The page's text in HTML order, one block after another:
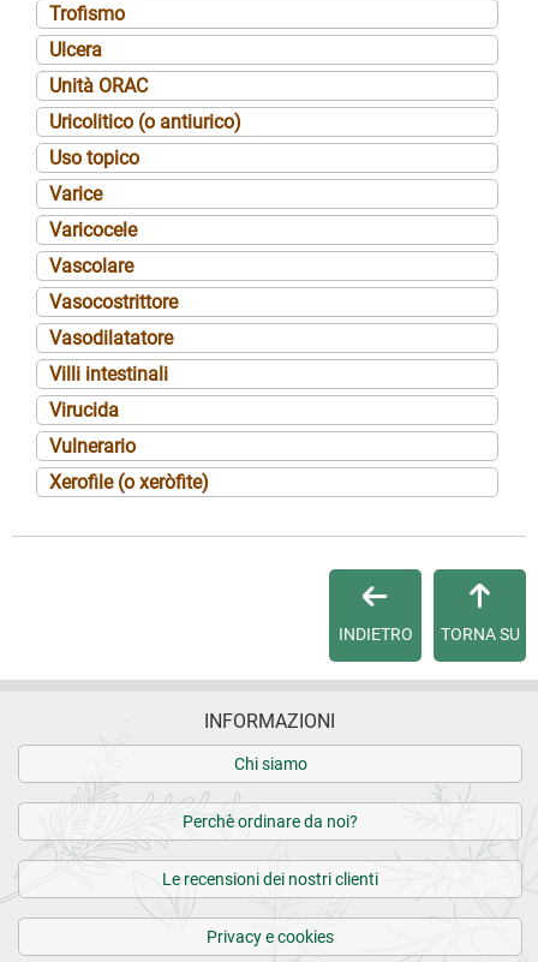
Trofismo
Ulcera
Unità ORAC
Uricolitico (o antiurico)
Uso topico
Varice
Varicocele
Vascolare
Vasocostrittore
Vasodilatatore
Villi intestinali
Virucida
Vulnerario
Xerofile (o xeròfite)
TORNA SU
INDIETRO
INFORMAZIONI
Chi siamo
Perchè ordinare da noi?
Le recensioni dei nostri clienti
Privacy e cookies